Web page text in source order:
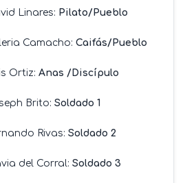
Linares: Pilato/Pueblo
Camacho: Caifás/Pueblo
Ortiz: Anas /Discípulo
Brito: Soldado 1
Rivas: Soldado 2
del Corral: Soldado 3